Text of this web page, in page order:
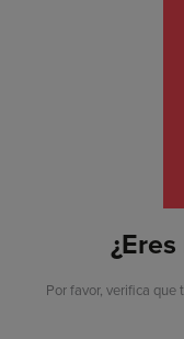
Ya estoy
Soy nuevo
Por favor, verifica que